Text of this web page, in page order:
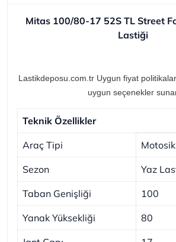
Mitas 100/80-17 52S TL Street
Lastiği
Lastikdeposu.com.tr Uygun fiyat
uygun seçenekler
Teknik Özellikler
Araç Tipi
Sezon Yaz
Taban Genişliği 100
Yanak Yüksekliği 80